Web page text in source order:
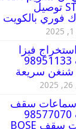
STREAM توصيل
فوري بالكويت
فيزا
الكويت 98951133
شنغن سريعة
سقف
الكويت 98577070
سماعات سقف BOSE